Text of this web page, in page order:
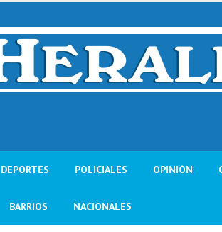
DEPORTES POLICIALES OPINIÓN
BARRIOS NACIONALES